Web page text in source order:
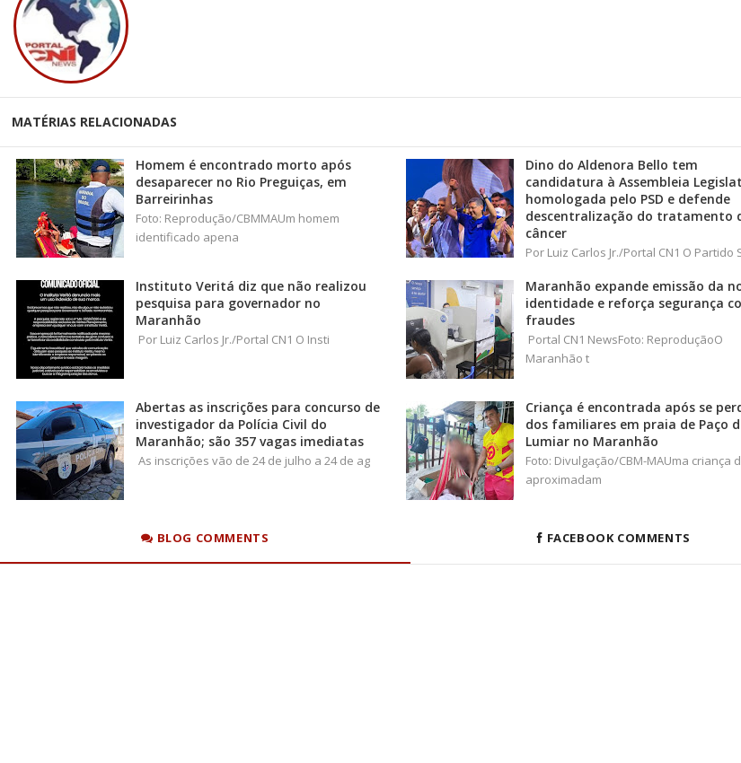
MATÉRIAS RELACIONADAS
Homem é encontrado morto após
desaparecer no Rio Preguiças, em
Barreirinhas
Foto: Reprodução/CBMMAUm homem
identificado apena
Dino do Aldenora Bello tem
candidatura à Assembleia
homologada pelo PSD e defende
descentralização do tratamento
câncer
Por Luiz Carlos Jr./Portal CN1 O Partido
Instituto Veritá diz que não realizou
pesquisa para governador no
Maranhão
Por Luiz Carlos Jr./Portal CN1 O Insti
Maranhão expande emissão da
identidade e reforça segurança
fraudes
Portal CN1 NewsFoto: ReproduçãoO
Maranhão t
Abertas as inscrições para concurso de
investigador da Polícia Civil do
Maranhão; são 357 vagas imediatas
As inscrições vão de 24 de julho a 24 de ag
Criança é encontrada após se
dos familiares em praia de Paço
Lumiar no Maranhão
Foto: Divulgação/CBM-MAUma criança
aproximadam
BLOG COMMENTS FACEBOOK COMMENTS